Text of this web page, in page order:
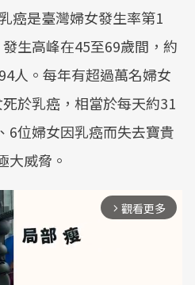
癌是臺灣婦女發生率第1
生高峰在45至69歲間，約
人。每年有超過萬名婦女
於乳癌，相當於每天約31
6位婦女因乳癌而失去寶貴
大威脅。
arrow_forward_ios 觀看更多